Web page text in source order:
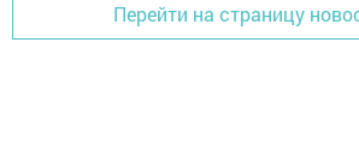
Перейти на страницу